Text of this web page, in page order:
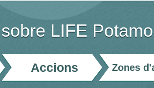
LIFE
Accions Zones